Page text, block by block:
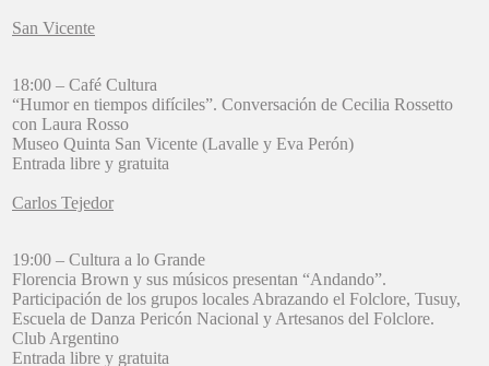
San Vicente
18:00 – Café Cultura
“Humor en tiempos difíciles”. Conversación de Cecilia Rossetto
con Laura Rosso
Museo Quinta San Vicente (Lavalle y Eva Perón)
Entrada libre y gratuita
Carlos Tejedor
19:00 – Cultura a lo Grande
Florencia Brown y sus músicos presentan “Andando”.
Participación de los grupos locales Abrazando el Folclore, Tusuy,
Escuela de Danza Pericón Nacional y Artesanos del Folclore.
Club Argentino
Entrada libre y gratuita